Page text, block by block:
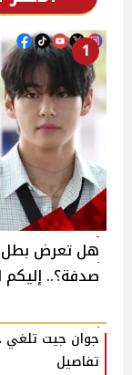
1
صدفة؟.. إليكم
جوان جيت تلغي
تفاصيل